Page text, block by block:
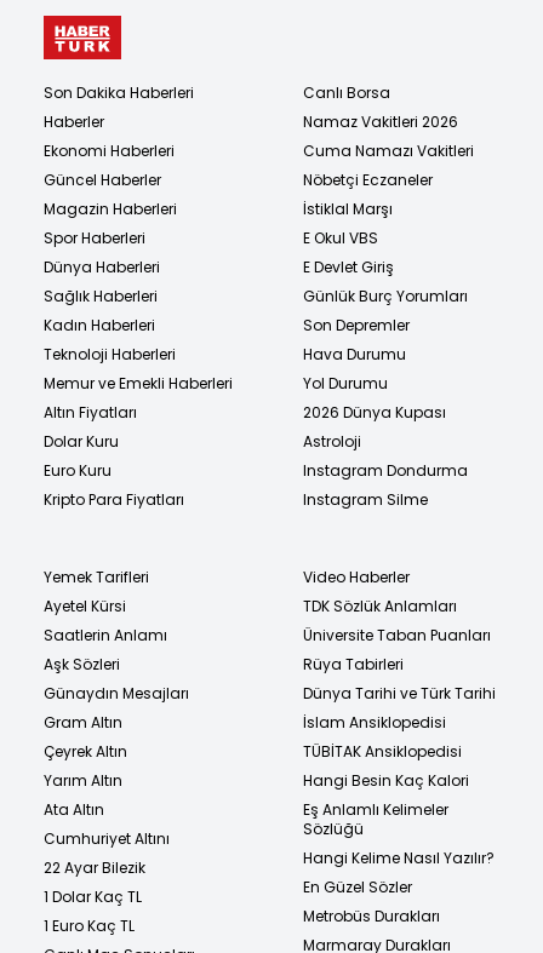
Son Dakika Haberleri
Haberler
Ekonomi Haberleri
Güncel Haberler
Magazin Haberleri
Spor Haberleri
Dünya Haberleri
Sağlık Haberleri
Kadın Haberleri
Teknoloji Haberleri
Memur ve Emekli Haberleri
Altın Fiyatları
Dolar Kuru
Euro Kuru
Kripto Para Fiyatları
Canlı Borsa
Namaz Vakitleri 2026
Cuma Namazı Vakitleri
Nöbetçi Eczaneler
İstiklal Marşı
E Okul VBS
E Devlet Giriş
Günlük Burç Yorumları
Son Depremler
Hava Durumu
Yol Durumu
2026 Dünya Kupası
Astroloji
Instagram Dondurma
Instagram Silme
Yemek Tarifleri
Ayetel Kürsi
Saatlerin Anlamı
Aşk Sözleri
Günaydın Mesajları
Gram Altın
Çeyrek Altın
Yarım Altın
Ata Altın
Cumhuriyet Altını
22 Ayar Bilezik
1 Dolar Kaç TL
1 Euro Kaç TL
Video Haberler
TDK Sözlük Anlamları
Üniversite Taban Puanları
Rüya Tabirleri
Dünya Tarihi ve Türk Tarihi
İslam Ansiklopedisi
TÜBİTAK Ansiklopedisi
Hangi Besin Kaç Kalori
Eş Anlamlı Kelimeler
Sözlüğü
Hangi Kelime Nasıl Yazılır?
En Güzel Sözler
Metrobüs Durakları
Marmaray Durakları